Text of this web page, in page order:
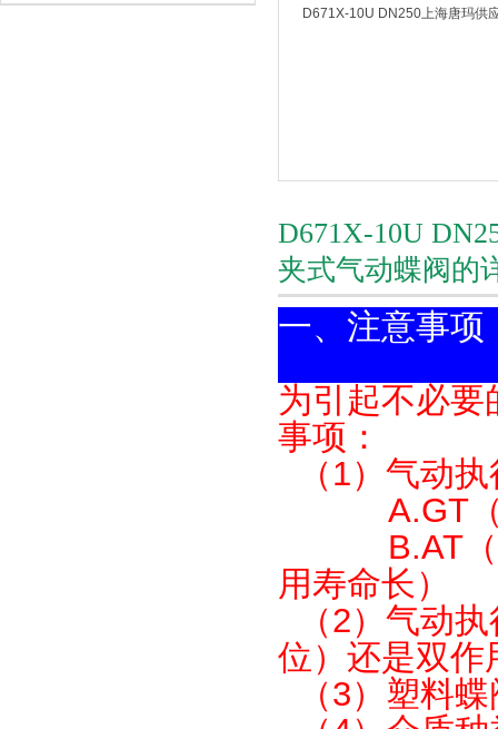
D671X-10U
夹式气动蝶阀的
一
为引起不必
事项：
（1）气动
A.GT（
B.AT（壳
用寿命长）
（2）气动
位）还是双作
（3）塑料